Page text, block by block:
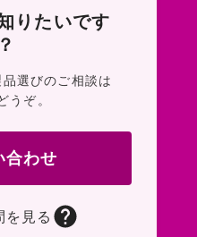
りたいです
選びのご相談は
うぞ。
合わせ
を見る